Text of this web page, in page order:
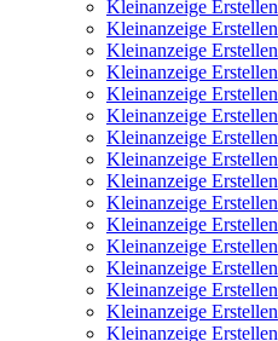
Kleinanzeige Erstellen
Kleinanzeige Erstellen
Kleinanzeige Erstellen
Kleinanzeige Erstellen
Kleinanzeige Erstellen
Kleinanzeige Erstellen
Kleinanzeige Erstellen
Kleinanzeige Erstellen
Kleinanzeige Erstellen
Kleinanzeige Erstellen
Kleinanzeige Erstellen
Kleinanzeige Erstellen
Kleinanzeige Erstellen
Kleinanzeige Erstellen
Kleinanzeige Erstellen
Kleinanzeige Erstellen